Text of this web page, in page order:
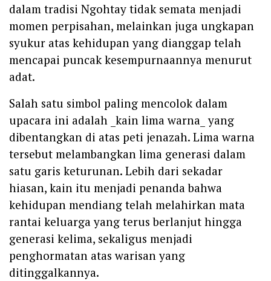
dalam tradisi Ngohtay tidak semata menjadi
momen perpisahan, melainkan juga ungkapan
syukur atas kehidupan yang dianggap telah
mencapai puncak kesempurnaannya menurut
adat.
Salah satu simbol paling mencolok dalam
upacara ini adalah _kain lima warna_ yang
dibentangkan di atas peti jenazah. Lima warna
tersebut melambangkan lima generasi dalam
satu garis keturunan. Lebih dari sekadar
hiasan, kain itu menjadi penanda bahwa
kehidupan mendiang telah melahirkan mata
rantai keluarga yang terus berlanjut hingga
generasi kelima, sekaligus menjadi
penghormatan atas warisan yang
ditinggalkannya.